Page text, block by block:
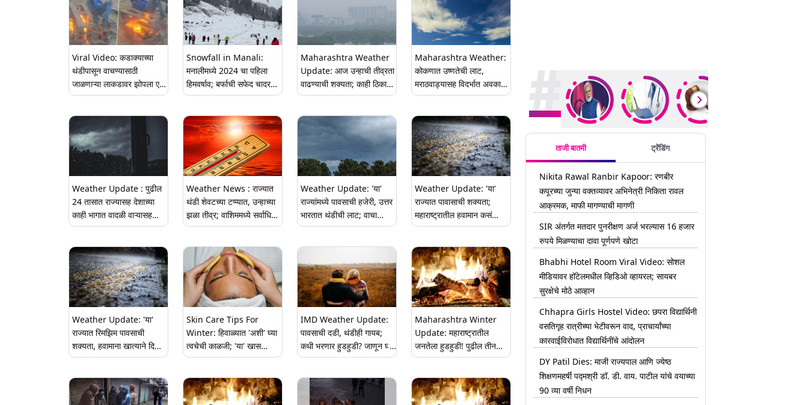
Viral Video: कडाक्याच्या
थंडीपासून वाचण्यासाठी
जाळणाऱ्या लाकडावर झोपला एक
व्यक्ती, व्हिडीओ व्हायरल
Snowfall in Manali:
मनालीमध्ये 2024 चा पहिला
हिमवर्षाव; बर्फाची सफेद चादर
पाहून पर्यटक आनंदित (Watch
Maharashtra Weather
Update: आज उन्हाची तीव्रता
वाढण्याची शक्यता; काही ठिकाणी
तुरळक पावसाची हजेरी, हवामान
Maharashtra Weather:
कोकणात उष्णतेची लाट,
मराठवाड्यासह विदर्भात अवकाळी
पावसाचा इशारा; हवामान
Weather Update : पुढील
24 तासात राज्यासह देशाच्या
काही भागात वादळी वाऱ्यासह
पावसाची शक्यता; हवामान
Weather News : राज्यात
थंडी शेवटच्या टप्प्यात, उन्हाच्या
झळा तीव्र; वाशिममध्ये सर्वाधिक
३८ अंश सेल्सिअसची नोंद
Weather Update: 'या'
राज्यांमध्ये पावसाची हजेरी, उत्तर
भारतात थंडीची लाट; वाचा
हवामान विभागाचा अंदाज
Weather Update: 'या'
राज्यात पावासाची शक्यता;
महाराष्ट्रातील हवामान कसं
असेल? जाणून घ्या
Weather Update: 'या'
राज्यात रिमझिम पावसाची
शक्यता, हवामाना खात्याने दिला
अंदाज
Skin Care Tips For
Winter: हिवाळ्यात 'अशी' घ्या
त्वचेची काळजी; 'या' खास
टीप्सचा वापर करून मिळवा
सोलूशन
IMD Weather Update:
पावसाची दडी, थंडीही गायब;
कधी भरणार हुडहुडी? जाणून घ्या
हवामानाचा अंदाज
Maharashtra Winter
Update: महाराष्ट्रातील
जनतेला हुडहुडी! पुढील तीन
दिवस थंडीचा कडाका कायम,
तापमान
ताजी बातमी ट्रेंडिंग
Nikita Rawal Ranbir Kapoor: रणबीर
कपूरच्या जुन्या वक्तव्यावर अभिनेत्री निकिता रावल
आक्रमक, माफी मागण्याची मागणी
SIR अंतर्गत मतदार पुनरीक्षण अर्ज भरल्यास 16 हजार
रुपये मिळण्याचा दावा पूर्णपणे खोटा
Bhabhi Hotel Room Viral Video: सोशल
मीडियावर हॉटेलमधील व्हिडिओ व्हायरल; सायबर
सुरक्षेचे मोठे आव्हान
Chhapra Girls Hostel Video: छपरा विद्यार्थिनी
वसतिगृह रात्रीच्या भेटीवरून वाद, प्राचार्यांच्या
कारवाईविरोधात विद्यार्थिनींचे आंदोलन
DY Patil Dies: माजी राज्यपाल आणि ज्येष्ठ
शिक्षणमहर्षी पद्मश्री डॉ. डी. वाय. पाटील यांचे वयाच्या
90 व्या वर्षी निधन